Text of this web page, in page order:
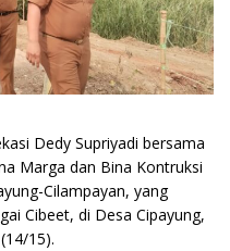
Dedy Supriyadi bersama
Marga dan Bina Kontruksi
Cilampayan, yang
Cibeet, di Desa Cipayung,
15).